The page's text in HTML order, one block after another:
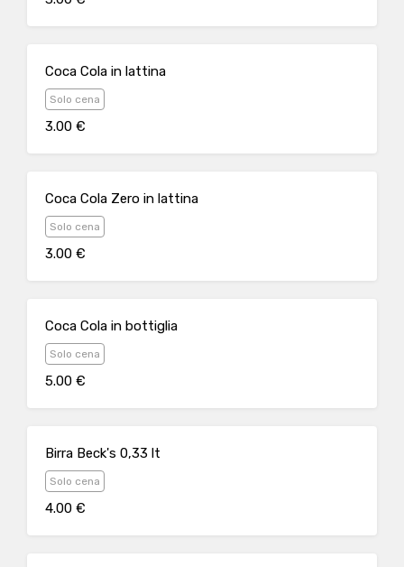
Coca Cola in lattina
Solo cena
3.00 €
Coca Cola Zero in lattina
Solo cena
3.00 €
Coca Cola in bottiglia
Solo cena
5.00 €
Birra Beck's 0,33 lt
Solo cena
4.00 €